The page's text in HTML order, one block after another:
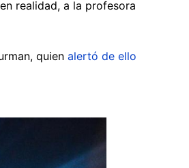
realidad, a la profesora
quien alertó de ello